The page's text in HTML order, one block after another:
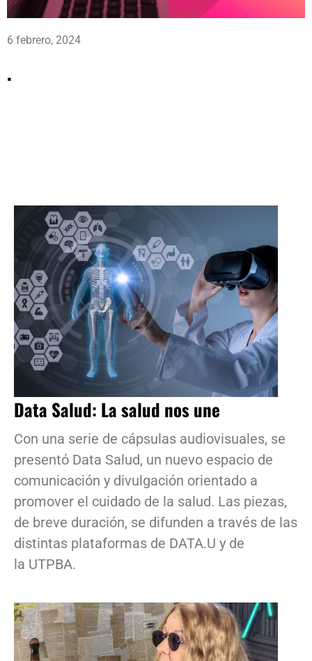
6 febrero, 2024
.
Data Salud: La salud nos une
Con una serie de cápsulas audiovisuales, se
presentó Data Salud, un nuevo espacio de
comunicación y divulgación orientado a
promover el cuidado de la salud. Las piezas,
de breve duración, se difunden a través de las
distintas plataformas de DATA.U y de
la UTPBA.